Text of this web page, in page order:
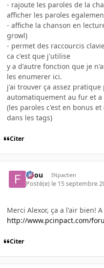
- rajoute les paroles de la
afficher les paroles
- affiche la chanson en
growl)
- permet des raccourcis
ca c'est que j'utilise
y a d'autre fonction que je
les enumerer ici.
j'ai trouver ça assez
automatiquement au fur et
(les paroles c'est en bonus
dans les tags)
Citer
falou INpactien
Posté(e) le 15 septembre
Merci Alexor, ça a l'air bien!
http://www.pcinpact.com/
Citer